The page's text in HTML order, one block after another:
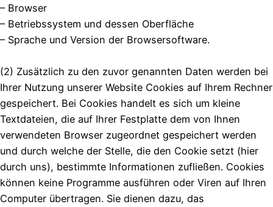
– Browser
– Betriebssystem und dessen Oberfläche
– Sprache und Version der Browsersoftware.
(2) Zusätzlich zu den zuvor genannten Daten werden bei
Ihrer Nutzung unserer Website Cookies auf Ihrem Rechner
gespeichert. Bei Cookies handelt es sich um kleine
Textdateien, die auf Ihrer Festplatte dem von Ihnen
verwendeten Browser zugeordnet gespeichert werden
und durch welche der Stelle, die den Cookie setzt (hier
durch uns), bestimmte Informationen zufließen. Cookies
können keine Programme ausführen oder Viren auf Ihren
Computer übertragen. Sie dienen dazu, das